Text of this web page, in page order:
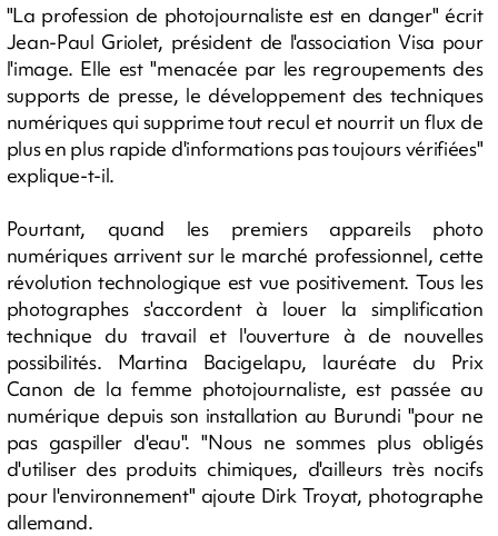
"La profession de photojournaliste est en danger" écrit
Jean-Paul Griolet, président de l'association Visa pour
l'image. Elle est "menacée par les regroupements des
supports de presse, le développement des techniques
numériques qui supprime tout recul et nourrit un flux de
plus en plus rapide d'informations pas toujours vérifiées"
explique-t-il.
Pourtant, quand les premiers appareils photo
numériques arrivent sur le marché professionnel, cette
révolution technologique est vue positivement. Tous les
photographes s'accordent à louer la simplification
technique du travail et l'ouverture à de nouvelles
possibilités. Martina Bacigelapu, lauréate du Prix
Canon de la femme photojournaliste, est passée au
numérique depuis son installation au Burundi "pour ne
pas gaspiller d'eau". "Nous ne sommes plus obligés
d'utiliser des produits chimiques, d'ailleurs très nocifs
pour l'environnement" ajoute Dirk Troyat, photographe
allemand.